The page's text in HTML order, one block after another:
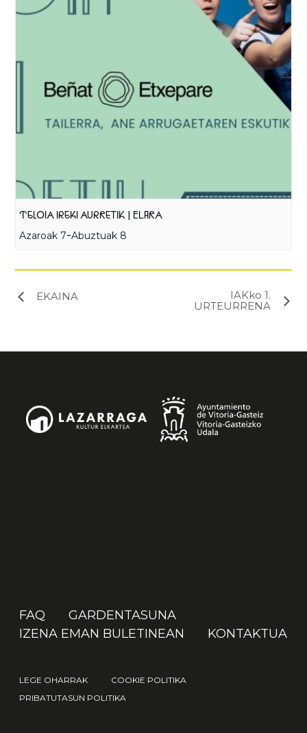
TELOIA IREKI AURRETIK | ELARA
Azaroak 7-Abuztuak 8
EKAINA
IAKko 1.
URTEURRENA
FAQ
GARDENTASUNA
IZENA EMAN BULETINEAN
KONTAKTUA
LEGE OHARRAK
COOKIE POLITIKA
PRIBATUTASUN POLITIKA